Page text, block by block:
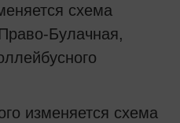
схема
Булачная,
изменяется схема